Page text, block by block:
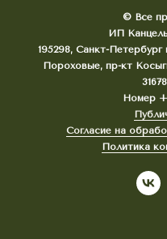
© Все
ИП
195298, Санкт-Петербург
Пороховые, пр-кт
Номер
Согласие на
Политика